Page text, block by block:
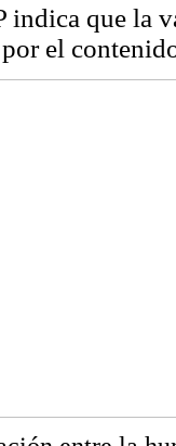
indica que la
el